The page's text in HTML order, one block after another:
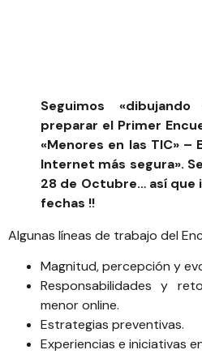
Seguimos
preparar el Primer
«Menores en las TIC» –
Internet más segura».
28 de Octubre… así que
fechas !!
Algunas líneas de trabajo del
Magnitud, percepción y
Responsabilidades y
menor online.
Estrategias preventivas.
Experiencias e iniciativas